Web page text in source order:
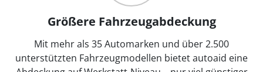
Größere Fahrzeugabdeckung
Mit mehr als 35 Automarken und über 2.500
unterstützten Fahrzeugmodellen bietet autoaid eine